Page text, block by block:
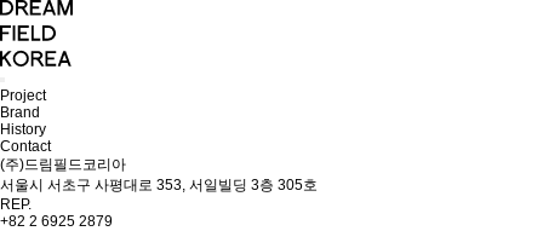
Project
Brand
History
Contact
(주)드림필드코리아
서울시 서초구 사평대로 353, 서일빌딩 3층 305호
REP.
+82 2 6925 2879